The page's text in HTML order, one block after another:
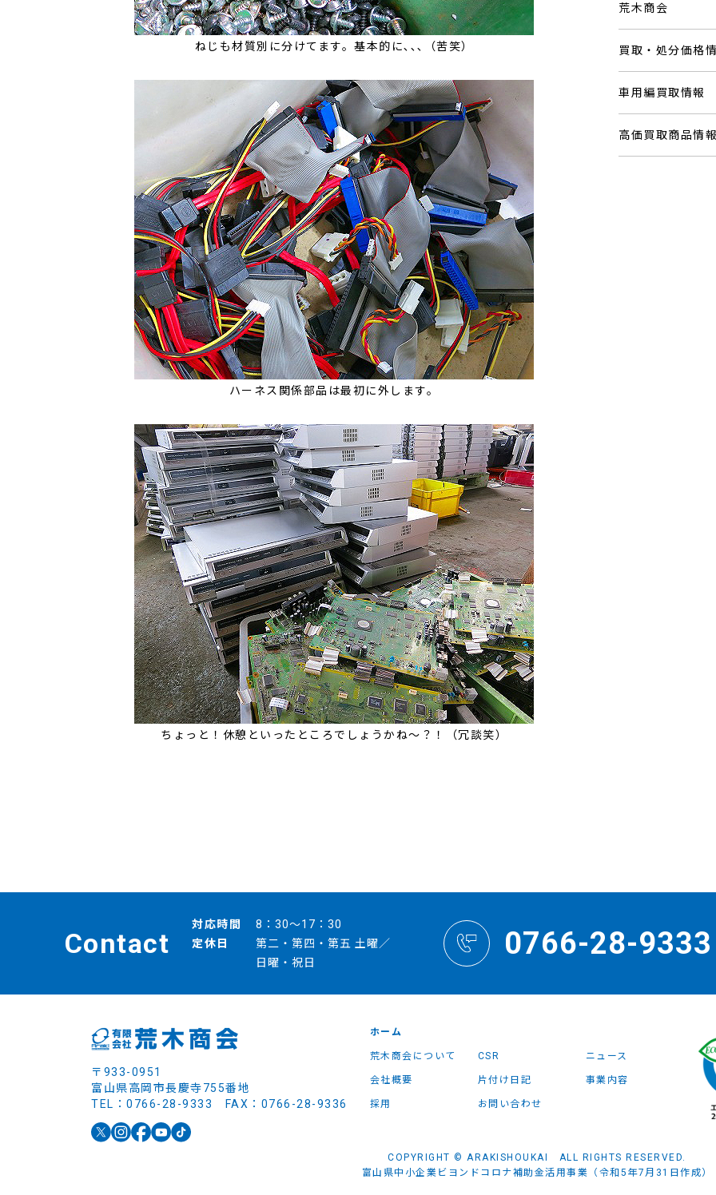
ねじも材質別に分けてます。基本的に､､､（苦笑）
ハーネス関係部品は最初に外します。
ちょっと！休憩といったところでしょうかね～？！（冗談笑）
荒木商会
買取・処分価格
車用編買取情報
高価買取商品情
Contact
対応時間
8：30～17：30
定休日
第二・第四・第五 土曜／
日曜・祝日
0766-28-9333
〒933-0951
富山県高岡市長慶寺755番地
TEL：0766-28-9333 FAX：0766-28-9336
ホーム
荒木商会について CSR ニュース
会社概要 片付け日記 事業内容
採用 お問い合わせ
COPYRIGHT © ARAKISHOUKAI ALL RIGHTS RESERVED.
富山県中小企業ビヨンドコロナ補助金活用事業 （令和5年7月31日作成）